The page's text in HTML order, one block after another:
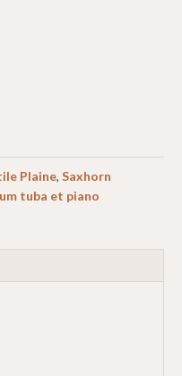
Plaine, Saxhorn
tuba et piano